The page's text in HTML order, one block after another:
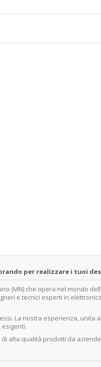
per realizzare i tuoi
(MN) che opera nel mondo
e tecnici esperti in
La nostra esperienza,
di alta qualità prodotti da